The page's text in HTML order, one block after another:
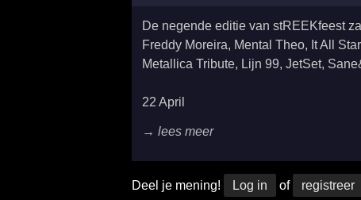
De negende editie van stREEKfeest
Freddy Moreira, Mental Theo, It All
Metallica Tribute, Lijn 99, JetSet,
22 April
→ lees meer
Deel je mening! Log in of registreer